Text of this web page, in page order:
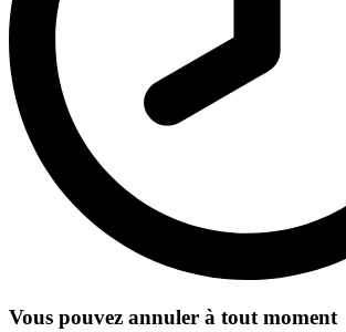
Vous pouvez annuler à tout moment